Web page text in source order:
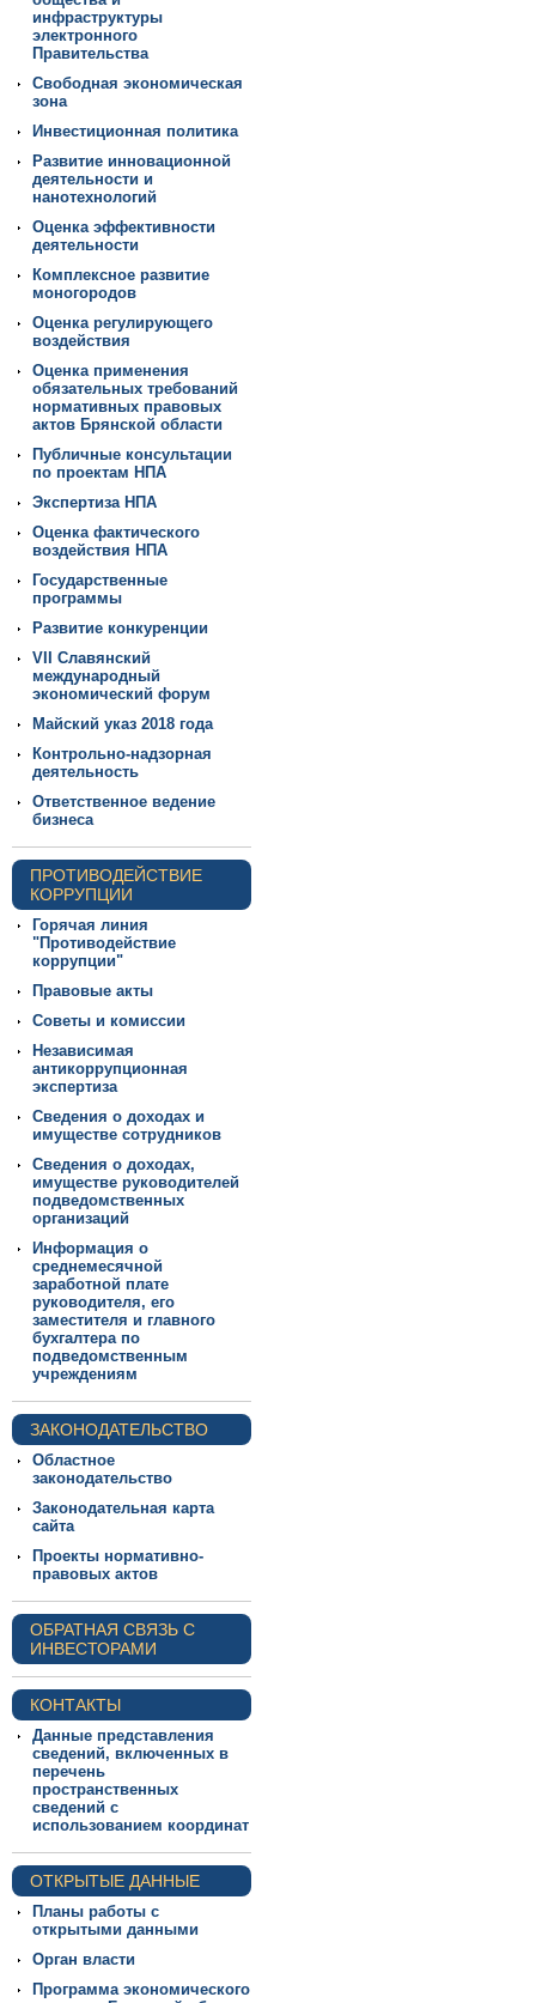
инфраструктуры
электронного
Правительства
Свободная экономическая
зона
Инвестиционная политика
Развитие инновационной
деятельности и
нанотехнологий
Оценка эффективности
деятельности
Комплексное развитие
моногородов
Оценка регулирующего
воздействия
Оценка применения
обязательных требований
нормативных правовых
актов Брянской области
Публичные консультации
по проектам НПА
Экспертиза НПА
Оценка фактического
воздействия НПА
Государственные
программы
Развитие конкуренции
VII Славянский
международный
экономический форум
Майский указ 2018 года
Контрольно-надзорная
деятельность
Ответственное ведение
бизнеса
ПРОТИВОДЕЙСТВИЕ
КОРРУПЦИИ
Горячая линия
"Противодействие
коррупции"
Правовые акты
Советы и комиссии
Независимая
антикоррупционная
экспертиза
Сведения о доходах и
имуществе сотрудников
Сведения о доходах,
имуществе руководителей
подведомственных
организаций
Информация о
среднемесячной
заработной плате
руководителя, его
заместителя и главного
бухгалтера по
подведомственным
учреждениям
ЗАКОНОДАТЕЛЬСТВО
Областное
законодательство
Законодательная карта
сайта
Проекты нормативно-
правовых актов
ОБРАТНАЯ СВЯЗЬ С
ИНВЕСТОРАМИ
КОНТАКТЫ
Данные представления
сведений, включенных в
перечень
пространственных
сведений с
использованием координат
ОТКРЫТЫЕ ДАННЫЕ
Планы работы с
открытыми данными
Орган власти
Программа экономического